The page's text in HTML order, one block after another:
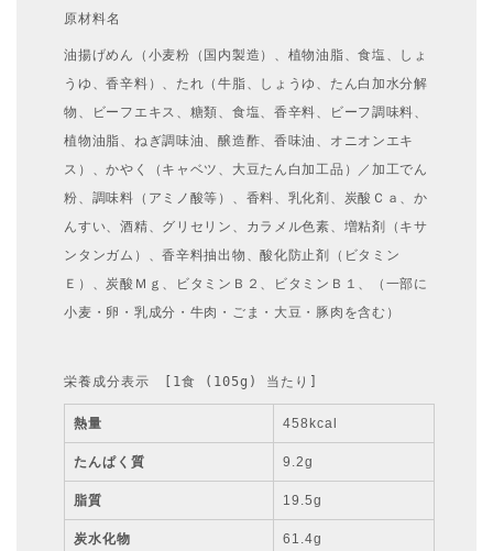
原材料名
油揚げめん（小麦粉（国内製造）、植物油脂、食塩、しょ
うゆ、香辛料）、たれ（牛脂、しょうゆ、たん白加水分解
物、ビーフエキス、糖類、食塩、香辛料、ビーフ調味料、
植物油脂、ねぎ調味油、醸造酢、香味油、オニオンエキ
ス）、かやく（キャベツ、大豆たん白加工品）／加工でん
粉、調味料（アミノ酸等）、香料、乳化剤、炭酸Ｃａ、か
んすい、酒精、グリセリン、カラメル色素、増粘剤（キサ
ンタンガム）、香辛料抽出物、酸化防止剤（ビタミン
Ｅ）、炭酸Ｍｇ、ビタミンＢ２、ビタミンＢ１、（一部に
小麦・卵・乳成分・牛肉・ごま・大豆・豚肉を含む）
栄養成分表示　[1食 (105g) 当たり]
熱量 458kcal
たんぱく質 9.2g
脂質 19.5g
炭水化物 61.4g